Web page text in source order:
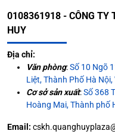
0108361918 - CÔNG TY
HUY
Địa chỉ:
Văn phòng:Số 10 Ngõ
Liệt, Thành Phố Hà Nội,
Cơ sở sản xuất:Số 368
Hoàng Mai, Thành phố
Email: